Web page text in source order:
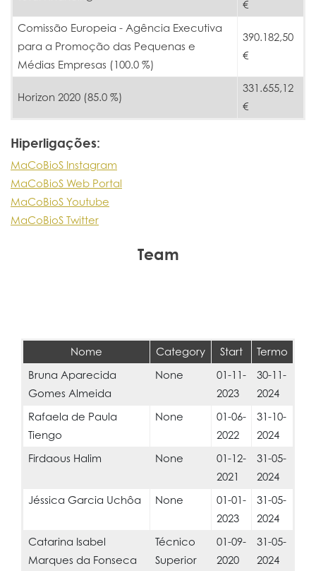
€
Comissão Europeia - Agência Executiva
para a Promoção das Pequenas e
Médias Empresas (100.0 %)
390.182,50
€
Horizon 2020 (85.0 %)
331.655,12
€
Hiperligações:
MaCoBioS Instagram
MaCoBioS Web Portal
MaCoBioS Youtube
MaCoBioS Twitter
Team
Nome Category Start
Termo
Bruna Aparecida
Gomes Almeida
None
01-11-
2023
30-11-
2024
Rafaela de Paula
Tiengo
None
01-06-
2022
31-10-
2024
Firdaous Halim
None
01-12-
2021
31-05-
2024
Jéssica Garcia Uchôa
None
01-01-
2023
31-05-
2024
Catarina Isabel
Marques da Fonseca
Técnico
Superior
01-09-
2020
31-05-
2024